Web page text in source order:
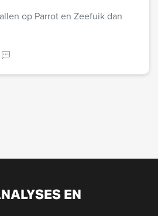
op Parrot en Zeefuik dan
EN